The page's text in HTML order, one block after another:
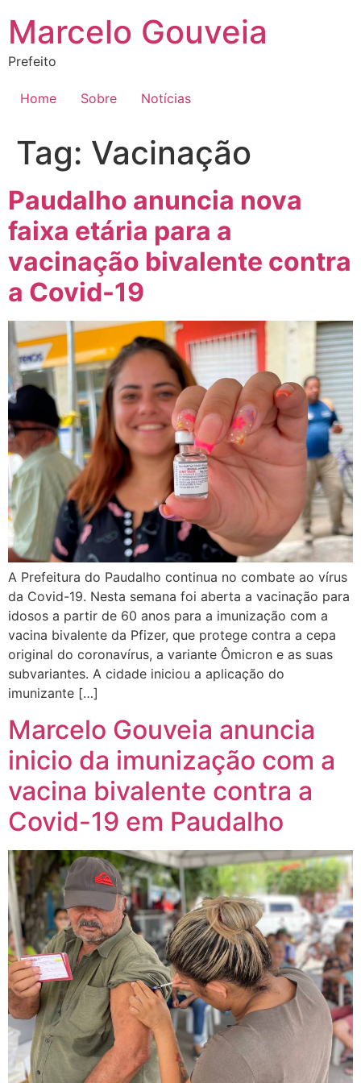
para
conteúdo
Marcelo Gouveia
Prefeito
Home Sobre Notícias
Tag: Vacinação
Paudalho anuncia nova
faixa etária para a
vacinação bivalente contra
a Covid-19
A Prefeitura do Paudalho continua no combate ao vírus
da Covid-19. Nesta semana foi aberta a vacinação para
idosos a partir de 60 anos para a imunização com a
vacina bivalente da Pfizer, que protege contra a cepa
original do coronavírus, a variante Ômicron e as suas
subvariantes. A cidade iniciou a aplicação do
imunizante […]
Marcelo Gouveia anuncia
inicio da imunização com a
vacina bivalente contra a
Covid-19 em Paudalho